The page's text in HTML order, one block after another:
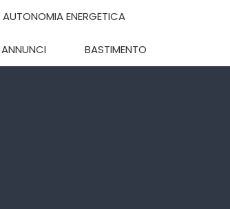
AUTONOMIA ENERGETICA
ANNUNCI BASTIMENTO